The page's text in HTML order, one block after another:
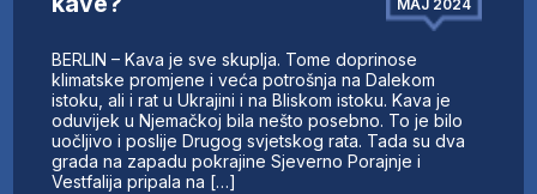
MAJ 2024
BERLIN – Kava je sve skuplja. Tome doprinose
klimatske promjene i veća potrošnja na Dalekom
istoku, ali i rat u Ukrajini i na Bliskom istoku. Kava je
oduvijek u Njemačkoj bila nešto posebno. To je bilo
uočljivo i poslije Drugog svjetskog rata. Tada su dva
grada na zapadu pokrajine Sjeverno Porajnje i
Vestfalija pripala na […]